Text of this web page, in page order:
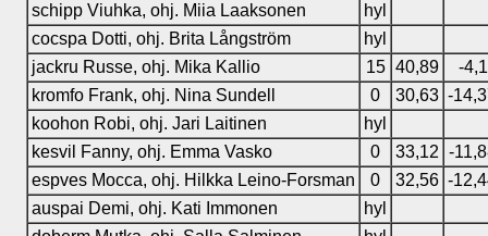
schipp Viuhka, ohj. Miia Laaksonen
hyl
cocspa Dotti, ohj. Brita Långström
hyl
jackru Russe, ohj. Mika Kallio
15 40,89
-
kromfo Frank, ohj. Nina Sundell
0 30,63 -
koohon Robi, ohj. Jari Laitinen
hyl
kesvil Fanny, ohj. Emma Vasko
0 33,12 -
espves Mocca, ohj. Hilkka Leino-Forsman
0 32,56 -
auspai Demi, ohj. Kati Immonen
hyl